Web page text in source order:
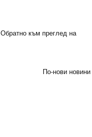
Обратно към преглед на
По-нови новини